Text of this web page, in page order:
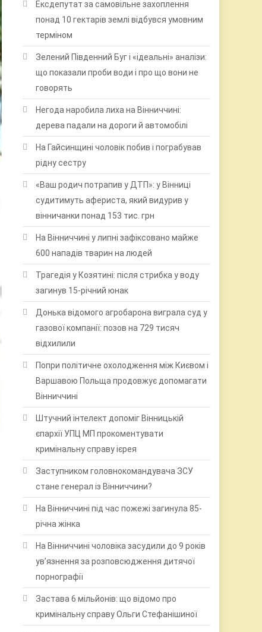
Ексдепутат за самовільне захоплення
понад 10 гектарів землі відбувся умовним
терміном
Зелений Південний Буг і «ідеальні» аналізи:
що показали проби води і про що вони не
говорять
Негода наробила лиха на Вінниччині:
дерева падали на дороги й автомобілі
На Гайсинщині чоловік побив і пограбував
рідну сестру
«Ваш родич потрапив у ДТП»: у Вінниці
судитимуть афериста, який видурив у
вінничанки понад 153 тис. грн
На Вінниччині у липні зафіксовано майже
600 нападів тварин на людей
Трагедія у Козятині: після стрибка у воду
загинув 15-річний юнак
Донька відомого агробарона виграла суд у
газової компанії: позов на 729 тисяч
відхилили
Попри політичне охолодження між Києвом і
Варшавою Польща продовжує допомагати
Вінниччині
Штучний інтелект допоміг Вінницькій
єпархії УПЦ МП прокоментувати
кримінальну справу ієрея
Заступником головнокомандувача ЗСУ
стане генерал із Вінниччини?
На Вінниччині під час пожежі загинула 85-
річна жінка
На Вінниччині чоловіка засудили до 9 років
ув’язнення за розповсюдження дитячої
порнографії
Застава 6 мільйонів: що відомо про
кримінальну справу Ольги Стефанішиної